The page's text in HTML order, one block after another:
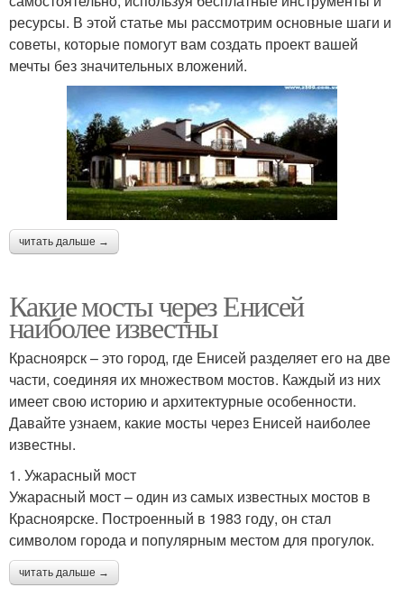
ресурсы. В этой статье мы рассмотрим основные шаги и
советы, которые помогут вам создать проект вашей
мечты без значительных вложений.
читать дальше →
Какие мосты через Енисей
наиболее известны
Красноярск – это город, где Енисей разделяет его на две
части, соединяя их множеством мостов. Каждый из них
имеет свою историю и архитектурные особенности.
Давайте узнаем, какие мосты через Енисей наиболее
известны.
1. Ужарасный мост
Ужарасный мост – один из самых известных мостов в
Красноярске. Построенный в 1983 году, он стал
символом города и популярным местом для прогулок.
читать дальше →